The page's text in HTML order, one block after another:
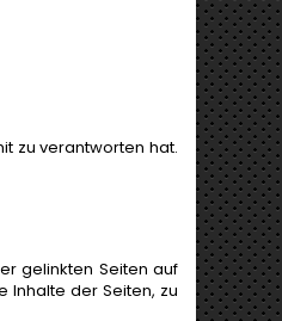
zu verantworten hat.
gelinkten Seiten auf
Inhalte der Seiten, zu